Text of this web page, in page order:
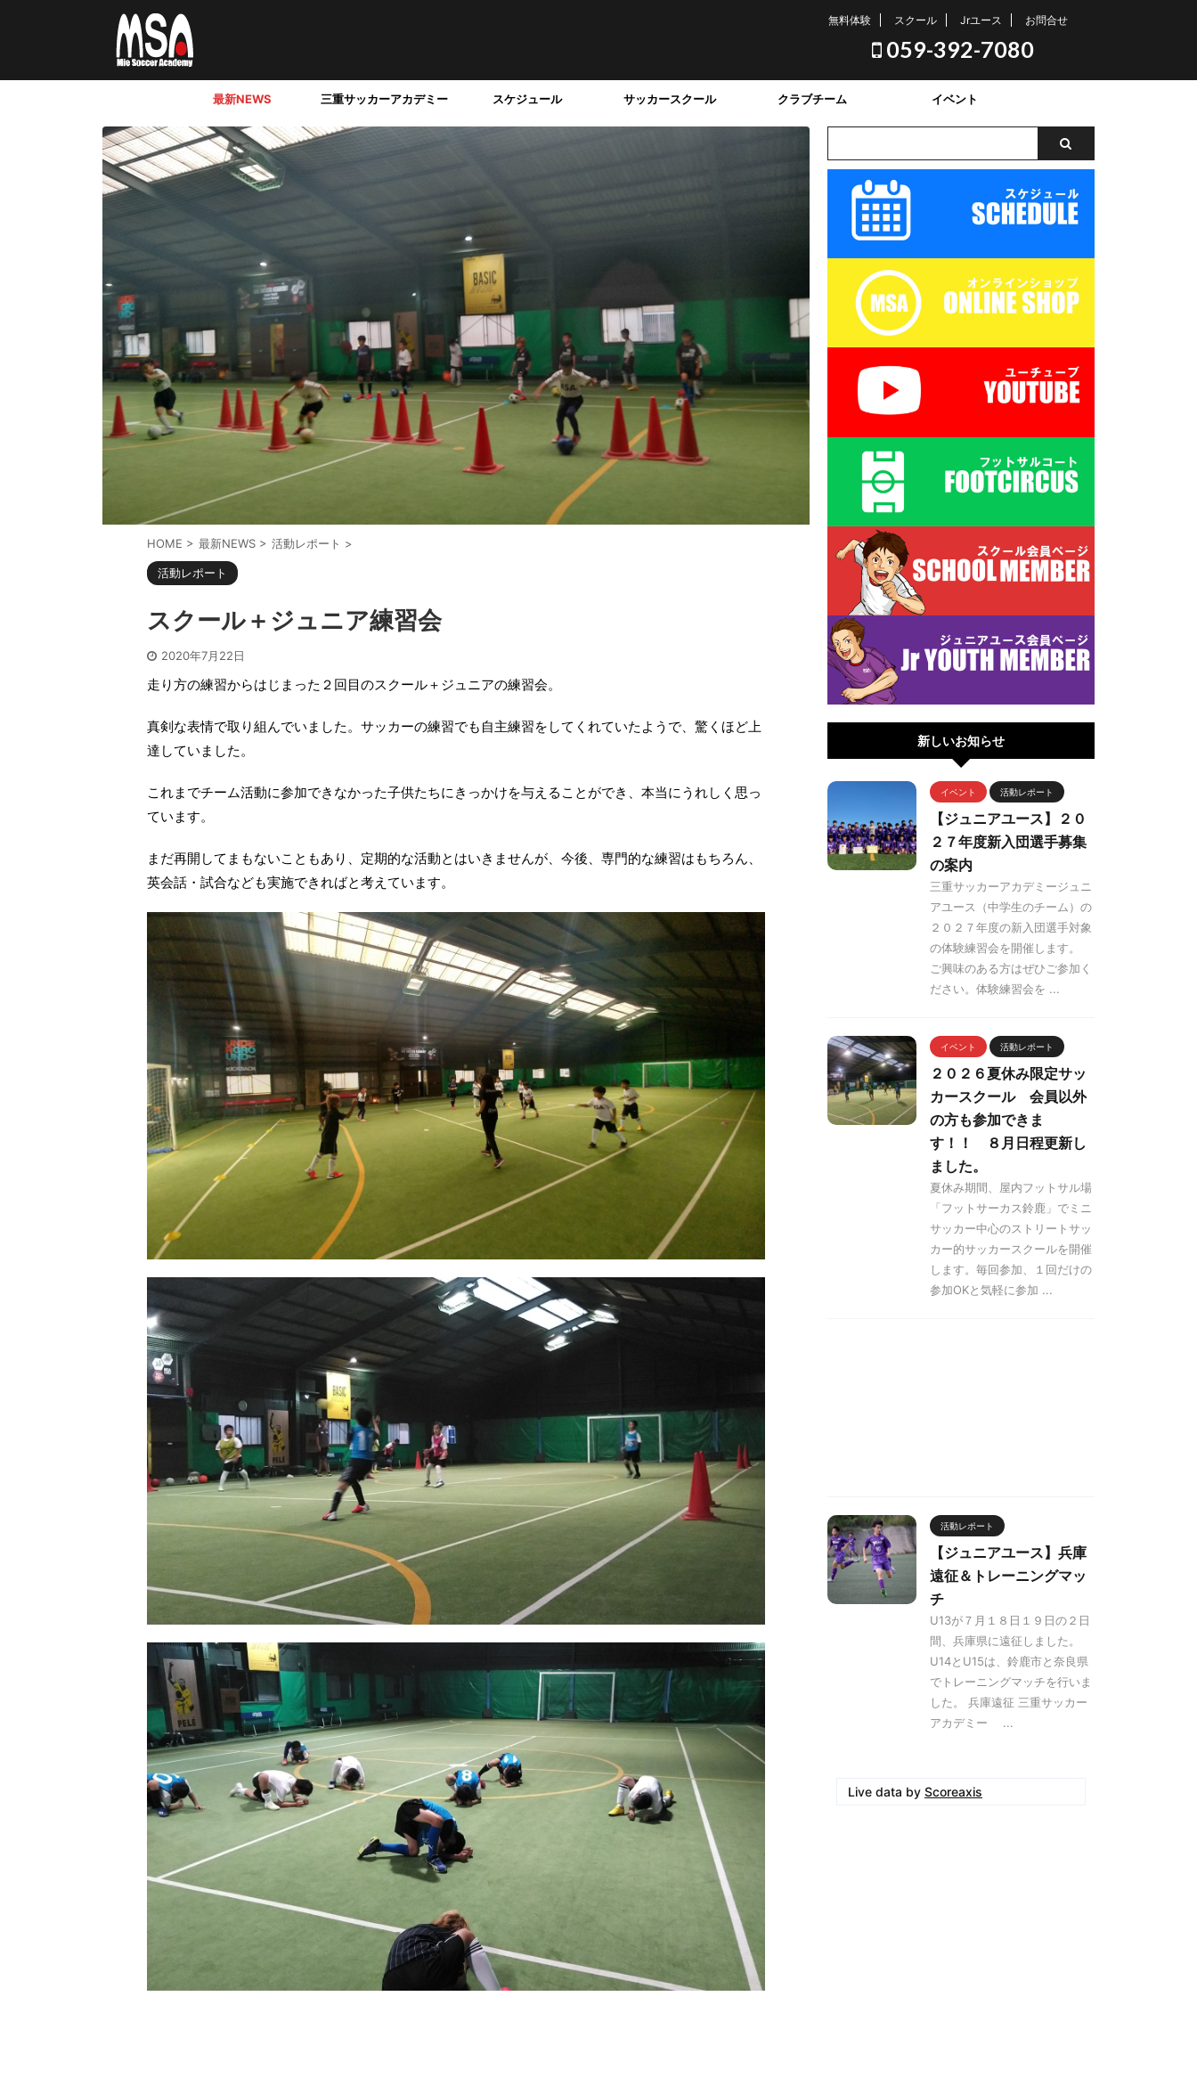
無料体験 スクール Jrユース お問合せ
059-392-7080
最新NEWS 三重サッカーアカデミー スケジュール サッカースクール クラブチーム イベント
HOME > 最新NEWS > 活動レポート >
活動レポート
スクール＋ジュニア練習会
2020年7月22日
走り方の練習からはじまった２回目のスクール＋ジュニアの練習会。
真剣な表情で取り組んでいました。サッカーの練習でも自主練習をしてくれていたようで、驚くほど上
達していました。
これまでチーム活動に参加できなかった子供たちにきっかけを与えることができ、本当にうれしく思っ
ています。
まだ再開してまもないこともあり、定期的な活動とはいきませんが、今後、専門的な練習はもちろん、
英会話・試合なども実施できればと考えています。
新しいお知らせ
イベント 活動レポート
【ジュニアユース】２０
２７年度新入団選手募集
の案内
三重サッカーアカデミージュニ
アユース（中学生のチーム）の
２０２７年度の新入団選手対象
の体験練習会を開催します。
ご興味のある方はぜひご参加く
ださい。体験練習会を ...
イベント 活動レポート
２０２６夏休み限定サッ
カースクール 会員以外
の方も参加できま
す！！ ８月日程更新し
ました。
夏休み期間、屋内フットサル場
「フットサーカス鈴鹿」でミニ
サッカー中心のストリートサッ
カー的サッカースクールを開催
します。毎回参加、１回だけの
参加OKと気軽に参加 ...
活動レポート
【ジュニアユース】兵庫
遠征＆トレーニングマッ
チ
U13が７月１８日１９日の２日
間、兵庫県に遠征しました。
U14とU15は、鈴鹿市と奈良県
でトレーニングマッチを行いま
した。 兵庫遠征 三重サッカー
アカデミー ...
Live data by Scoreaxis